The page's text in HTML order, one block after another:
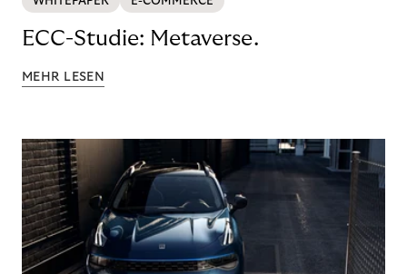
ECC-Studie: Metaverse.
MEHR LESEN